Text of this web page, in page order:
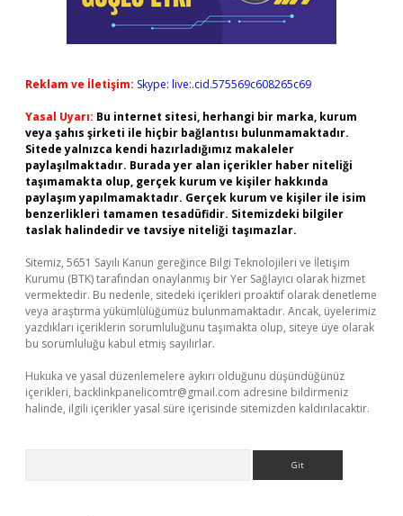
Reklam ve İletişim: Skype: live:.cid.575569c608265c69
Yasal Uyarı: Bu internet sitesi, herhangi bir marka, kurum
veya şahıs şirketi ile hiçbir bağlantısı bulunmamaktadır.
Sitede yalnızca kendi hazırladığımız makaleler
paylaşılmaktadır. Burada yer alan içerikler haber niteliği
taşımamakta olup, gerçek kurum ve kişiler hakkında
paylaşım yapılmamaktadır. Gerçek kurum ve kişiler ile isim
benzerlikleri tamamen tesadüfidir. Sitemizdeki bilgiler
taslak halindedir ve tavsiye niteliği taşımazlar.
Sitemiz, 5651 Sayılı Kanun gereğince Bilgi Teknolojileri ve İletişim
Kurumu (BTK) tarafından onaylanmış bir Yer Sağlayıcı olarak hizmet
vermektedir. Bu nedenle, sitedeki içerikleri proaktif olarak denetleme
veya araştırma yükümlülüğümüz bulunmamaktadır. Ancak, üyelerimiz
yazdıkları içeriklerin sorumluluğunu taşımakta olup, siteye üye olarak
bu sorumluluğu kabul etmiş sayılırlar.
Hukuka ve yasal düzenlemelere aykırı olduğunu düşündüğünüz
içerikleri, backlinkpanelicomtr@gmail.com adresine bildirmeniz
halinde, ilgili içerikler yasal süre içerisinde sitemizden kaldırılacaktır.